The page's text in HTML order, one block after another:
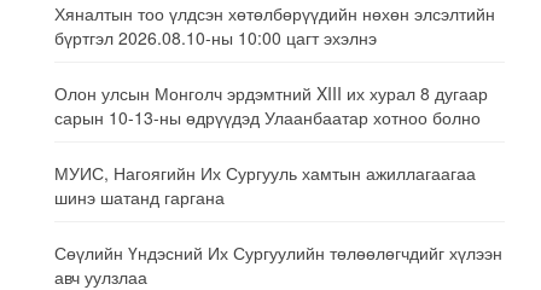
Хяналтын тоо үлдсэн хөтөлбөрүүдийн нөхөн элсэлтийн
бүртгэл 2026.08.10-ны 10:00 цагт эхэлнэ
Олон улсын Монголч эрдэмтний XIII их хурал 8 дугаар
сарын 10-13-ны өдрүүдэд Улаанбаатар хотноо болно
МУИС, Нагоягийн Их Сургууль хамтын ажиллагаагаа
шинэ шатанд гаргана
Сөүлийн Үндэсний Их Сургуулийн төлөөлөгчдийг хүлээн
авч уулзлаа